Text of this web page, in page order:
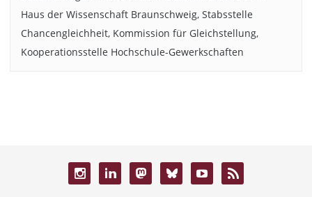
Haus der Wissenschaft Braunschweig, Stabsstelle
Chancengleichheit, Kommission für Gleichstellung,
Kooperationsstelle Hochschule-Gewerkschaften